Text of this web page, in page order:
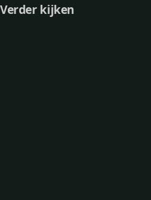
Verder kijken